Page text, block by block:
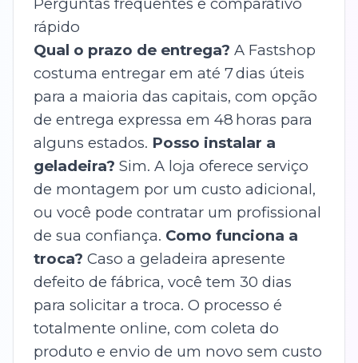
Perguntas frequentes e comparativo
rápido
Qual o prazo de entrega? A Fastshop
costuma entregar em até 7 dias úteis
para a maioria das capitais, com opção
de entrega expressa em 48 horas para
alguns estados. Posso instalar a
geladeira? Sim. A loja oferece serviço
de montagem por um custo adicional,
ou você pode contratar um profissional
de sua confiança. Como funciona a
troca? Caso a geladeira apresente
defeito de fábrica, você tem 30 dias
para solicitar a troca. O processo é
totalmente online, com coleta do
produto e envio de um novo sem custo